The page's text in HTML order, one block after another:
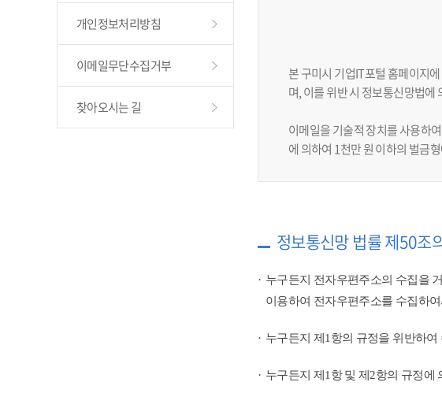
개인정보처리방침
이메일무단수집거부
찾아오시는 길
본 구미시 기업IT포털 홈페이지
며, 이를 위반 시 정보통신망법
이메일을 기술적 장치를 사용하
에 의하여 1천만 원 이하의 벌금
정보통신망 법률 제50조
누구든지 전자우편주소의 수집을
이용하여 전자우편주소를 수집하
누구든지 제1항의 규정을 위반하
누구든지 제1항 및 제2항의 규정에